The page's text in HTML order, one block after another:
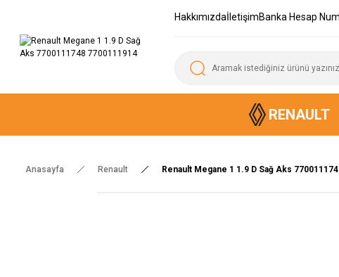
HakkımızdaİletişimBanka Hesap
RENAULT
Anasayfa Renault Renault Megane 1 1.9 D Sağ Aks